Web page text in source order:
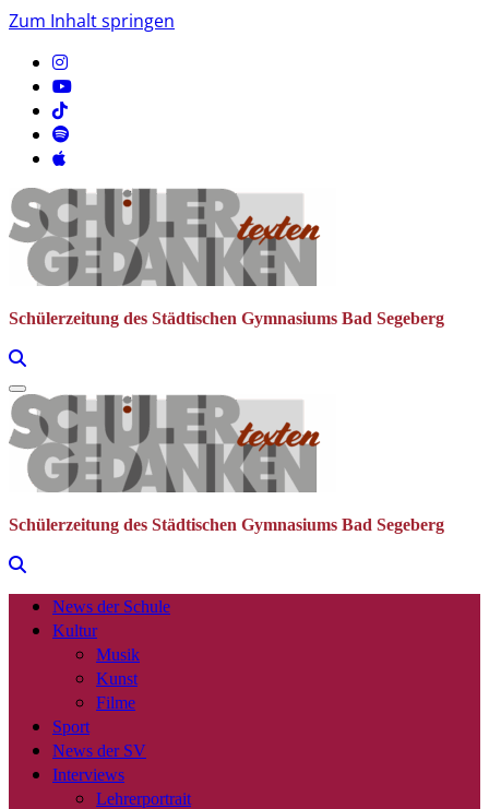
Zum Inhalt springen
Schülerzeitung des Städtischen Gymnasiums Bad Segeberg
Schülerzeitung des Städtischen Gymnasiums Bad Segeberg
News der Schule
Kultur
Musik
Kunst
Filme
Sport
News der SV
Interviews
Lehrerportrait